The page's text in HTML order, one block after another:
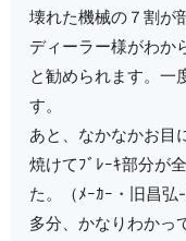
壊れた機械の７割が
ディーラー様がわか
と勧められます。一
す。
あと、なかなかお目
焼けてﾌﾞﾚｰｷ部分が
た。（ﾒｰｶｰ・旧昌弘
多分、かなりわかっ